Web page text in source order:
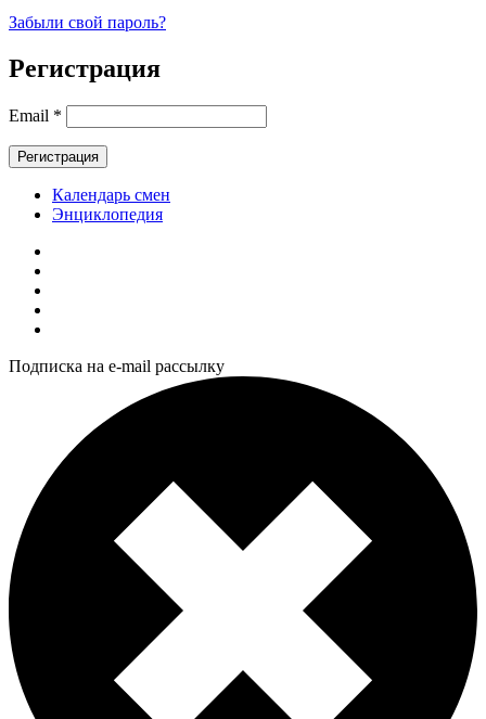
Забыли свой пароль?
Регистрация
Email *
Календарь смен
Энциклопедия
Подписка на e-mail рассылку